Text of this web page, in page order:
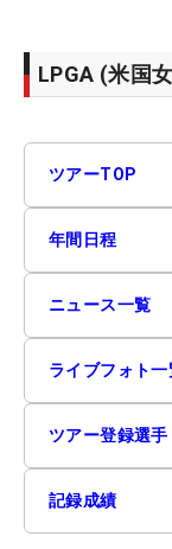
LPGA (米国
ツアーTOP
年間日程
ニュース一覧
ライブフォト一
ツアー登録選手
記録成績